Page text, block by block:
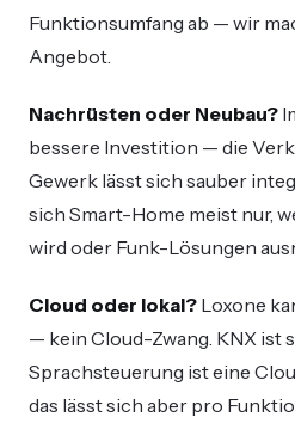
Funktionsumfang ab — wir
Angebot.
Nachrüsten oder Neubau?
bessere Investition — die
Gewerk lässt sich sauber
sich Smart-Home meist nur,
wird oder Funk-Lösungen
Cloud oder lokal? Loxone
— kein Cloud-Zwang. KNX ist
Sprachsteuerung ist eine
das lässt sich aber pro